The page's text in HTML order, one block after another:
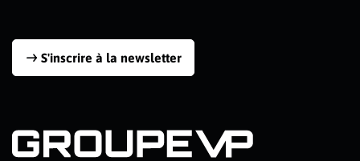
S'inscrire à la newsletter